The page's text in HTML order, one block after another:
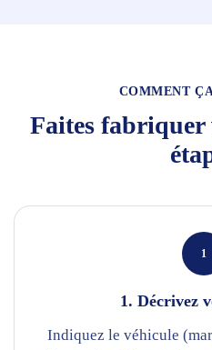
COMMENT
Faites fabriquer
1
1. Décrivez
Indiquez le véhicule